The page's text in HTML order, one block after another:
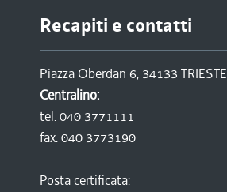
Recapiti e contatti
Piazza Oberdan 6, 34133 TRIESTE
Centralino:
tel. 040 3771111
fax. 040 3773190
Posta certificata: